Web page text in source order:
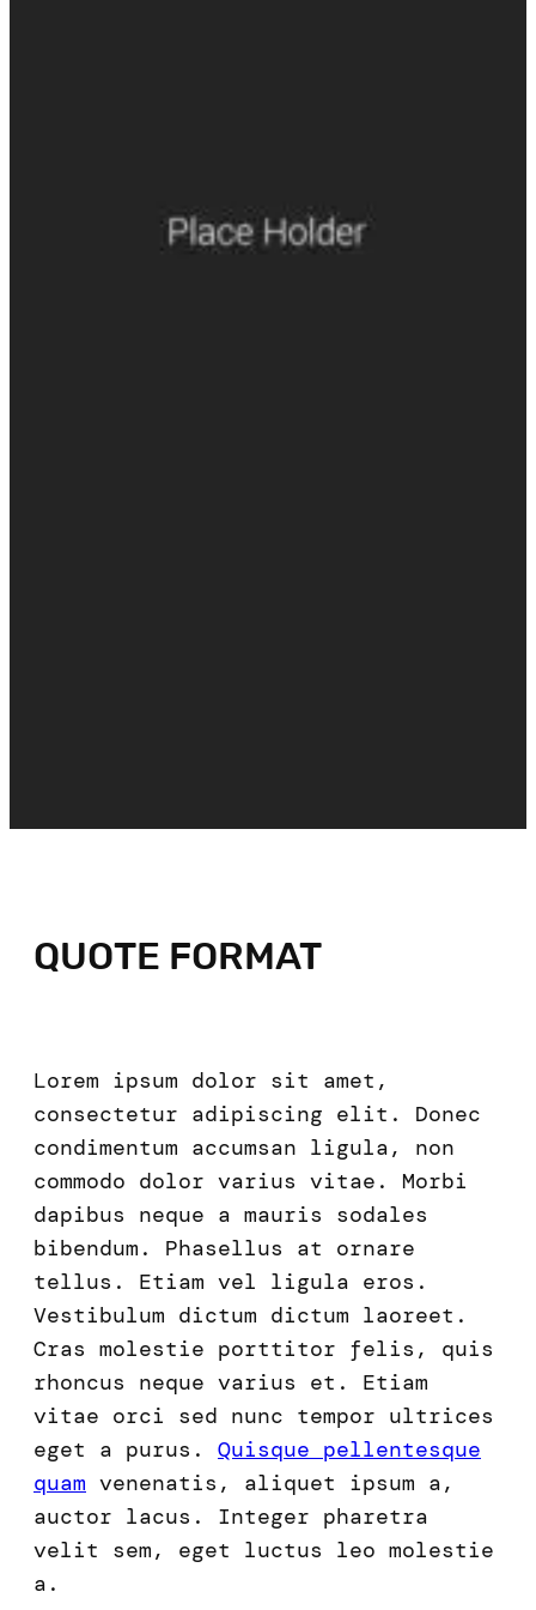
QUOTE FORMAT
Lorem ipsum dolor sit amet,
consectetur adipiscing elit. Donec
condimentum accumsan ligula, non
commodo dolor varius vitae. Morbi
dapibus neque a mauris sodales
bibendum. Phasellus at ornare
tellus. Etiam vel ligula eros.
Vestibulum dictum dictum laoreet.
Cras molestie porttitor felis, quis
rhoncus neque varius et. Etiam
vitae orci sed nunc tempor ultrices
eget a purus. Quisque pellentesque
quam venenatis, aliquet ipsum a,
auctor lacus. Integer pharetra
velit sem, eget luctus leo molestie
a.